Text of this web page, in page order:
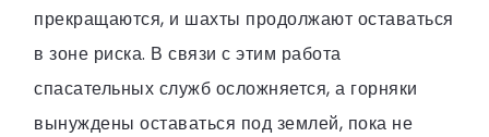
прекращаются, и шахты продолжают оставаться
в зоне риска. В связи с этим работа
спасательных служб осложняется, а горняки
вынуждены оставаться под землей, пока не